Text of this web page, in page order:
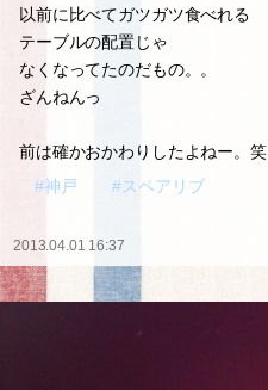
以前に比べてガツガツ食べれる
テーブルの配置じゃ
なくなってたのだもの。。
ざんねんっ
前は確かおかわりしたよねー。笑
#神戸
#スペアリブ
2013.04.01 16:37